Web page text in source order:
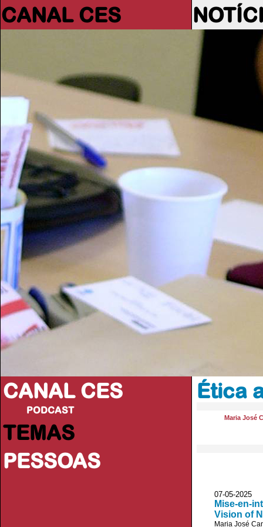
CANAL CES
CANAL CES
PODCAST
TEMAS
PESSOAS
Ética
Maria José
07-05-
Mise-en-
Vision of
Maria José